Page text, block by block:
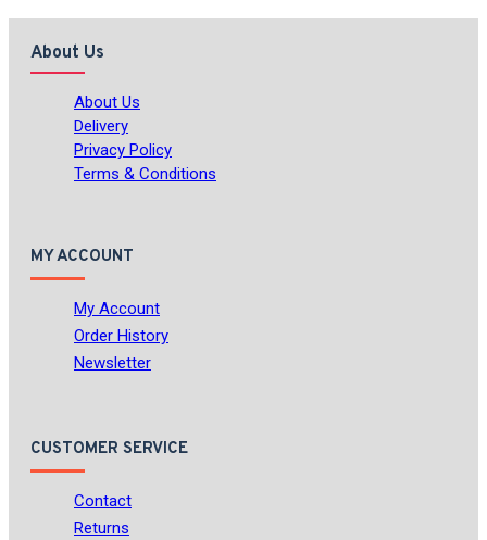
About Us
About Us
Delivery
Privacy Policy
Terms & Conditions
MY ACCOUNT
My Account
Order History
Newsletter
CUSTOMER SERVICE
Contact
Returns